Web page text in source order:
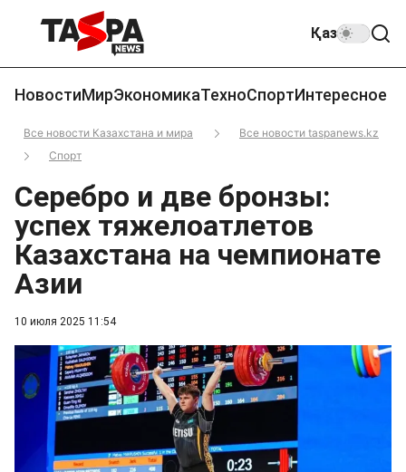
Қаз
НовостиМирЭкономикаТехноСпортИнтересное
Все новости Казахстана и мира
Все новости taspanews.kz
Спорт
10 июля 2025 11:54
Серебро и две бронзы:
успех тяжелоатлетов
Казахстана на чемпионате
Азии